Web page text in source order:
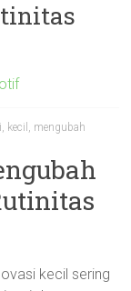
, kecil , mengubah
kecil sering